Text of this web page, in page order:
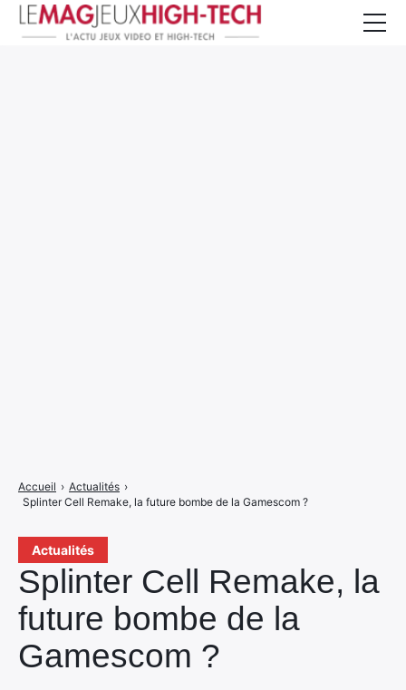
Actualités
Splinter Cell Remake, la
future bombe de la
Gamescom ?
Accueil › Actualités ›
Splinter Cell Remake, la future bombe de la Gamescom ?